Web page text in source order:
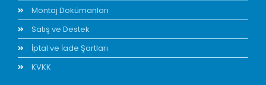
Montaj Dokümanları
Satış ve Destek
İptal ve İade Şartları
KVKK